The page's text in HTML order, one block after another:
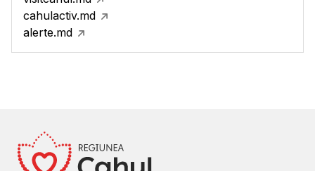
cahulactiv.md
alerte.md